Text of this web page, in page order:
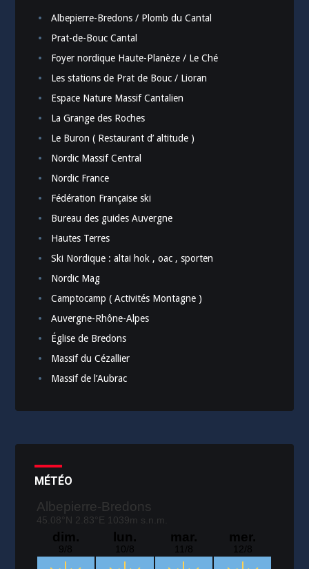
Albepierre-Bredons / Plomb du Cantal
Prat-de-Bouc Cantal
Foyer nordique Haute-Planèze / Le Ché
Les stations de Prat de Bouc / Lioran
Espace Nature Massif Cantalien
La Grange des Roches
Le Buron ( Restaurant d’ altitude )
Nordic Massif Central
Nordic France
Fédération Française ski
Bureau des guides Auvergne
Hautes Terres
Ski Nordique : altai hok , oac , sporten
Nordic Mag
Camptocamp ( Activités Montagne )
Auvergne-Rhône-Alpes
Église de Bredons
Massif du Cézallier
Massif de l’Aubrac
MÉTÉO